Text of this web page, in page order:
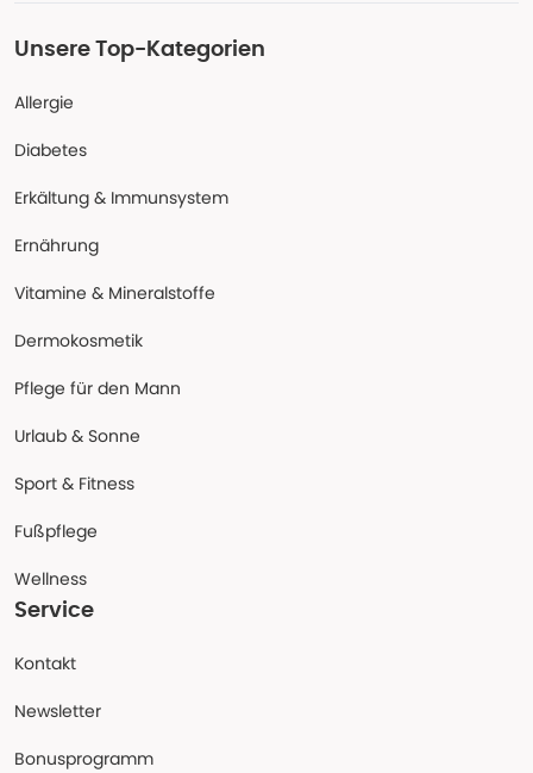
Unsere Top-Kategorien
Allergie
Diabetes
Erkältung & Immunsystem
Ernährung
Vitamine & Mineralstoffe
Dermokosmetik
Pflege für den Mann
Urlaub & Sonne
Sport & Fitness
Fußpflege
Wellness
Service
Kontakt
Newsletter
Bonusprogramm